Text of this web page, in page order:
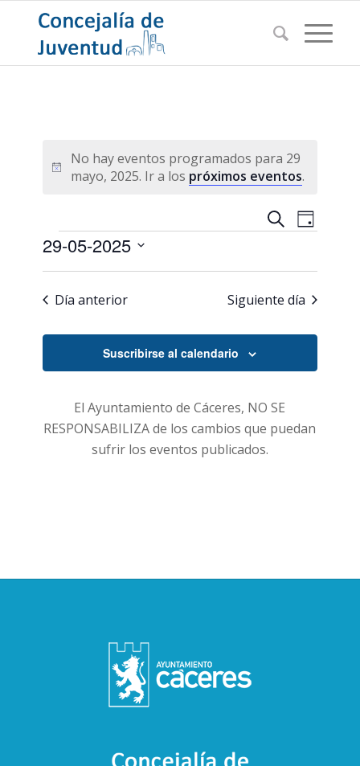
Aviso
No hay eventos programados para 29
mayo, 2025. Ir a los próximos eventos.
y
vistas
de
Eventos
Buscar
de
de
Día
Eventos
29-05-2025
Seleccionar
Día anterior Siguiente día
Suscribirse al calendario
El Ayuntamiento de Cáceres, NO SE
RESPONSABILIZA de los cambios que puedan
sufrir los eventos publicados.